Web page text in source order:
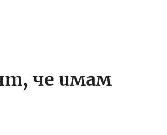
че имам